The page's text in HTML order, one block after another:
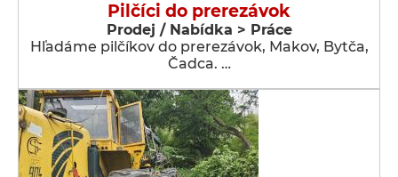
Pilčíci do prerezávok
Prodej / Nabídka > Práce
Hľadáme pilčíkov do prerezávok, Makov, Bytča,
Čadca. …